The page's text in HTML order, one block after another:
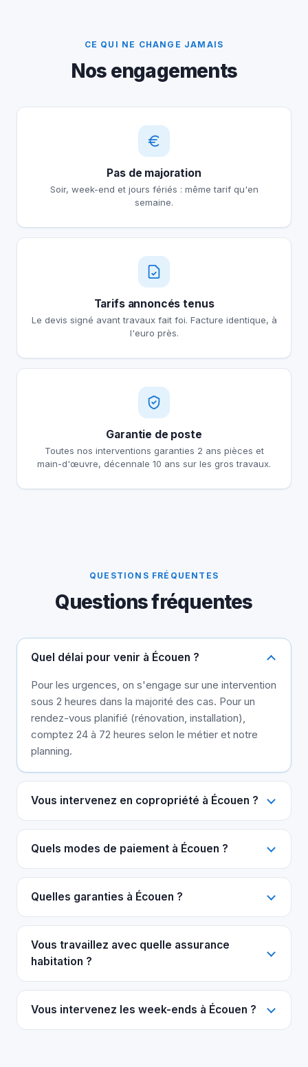
CE QUI NE CHANGE JAMAIS
Nos engagements
Pas de majoration
Soir, week-end et jours fériés : même tarif qu'en
semaine.
Tarifs annoncés tenus
Le devis signé avant travaux fait foi. Facture identique, à
l'euro près.
Garantie de poste
Toutes nos interventions garanties 2 ans pièces et
main-d'œuvre, décennale 10 ans sur les gros travaux.
QUESTIONS FRÉQUENTES
Questions fréquentes
Quel délai pour venir à Écouen ?
Pour les urgences, on s'engage sur une intervention
sous 2 heures dans la majorité des cas. Pour un
rendez-vous planifié (rénovation, installation),
comptez 24 à 72 heures selon le métier et notre
planning.
Vous intervenez en copropriété à Écouen ?
Quels modes de paiement à Écouen ?
Quelles garanties à Écouen ?
Vous travaillez avec quelle assurance
habitation ?
Vous intervenez les week-ends à Écouen ?